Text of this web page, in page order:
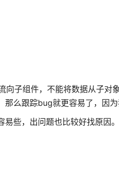
子组件，不能将数据从子对
么跟踪bug就更容易了，因为
些，出问题也比较好找原